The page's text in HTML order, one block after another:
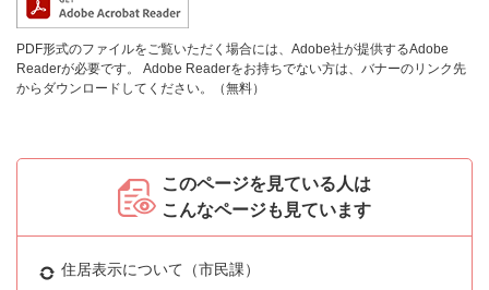
PDF形式のファイルをご覧いただく場合には、Adobe社が提供するAdobe
Readerが必要です。
Adobe Readerをお持ちでない方は、バナーのリンク先
からダウンロードしてください。（無料）
このページを見ている人は
こんなページも見ています
住居表示について（市民課）